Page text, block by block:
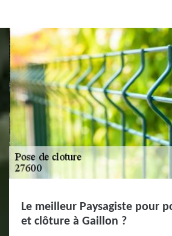
Le meilleur Paysagiste pour
et clôture à Gaillon ?